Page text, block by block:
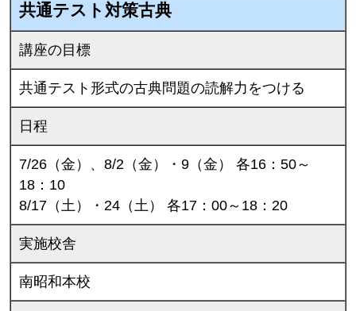
共通テスト対策古典
講座の目標
共通テスト形式の古典問題の読解力をつける
日程
7/26（金）、8/2（金）・9（金） 各16：50～
18：10
8/17（土）・24（土） 各17：00～18：20
実施校舎
南昭和本校